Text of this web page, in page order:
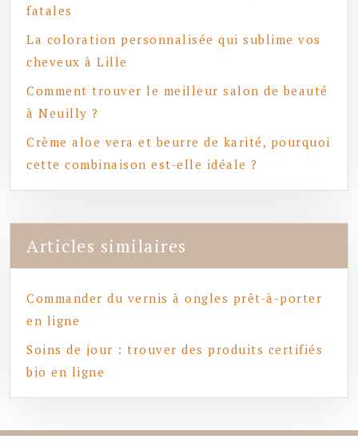
fatales
La coloration personnalisée qui sublime vos
cheveux à Lille
Comment trouver le meilleur salon de beauté
à Neuilly ?
Crème aloe vera et beurre de karité, pourquoi
cette combinaison est-elle idéale ?
Articles similaires
Commander du vernis à ongles prêt-à-porter
en ligne
Soins de jour : trouver des produits certifiés
bio en ligne